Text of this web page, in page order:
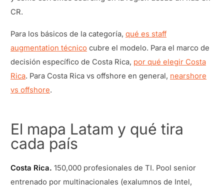
CR.
Para los básicos de la categoría, qué es staff
augmentation técnico cubre el modelo. Para el marco de
decisión específico de Costa Rica, por qué elegir Costa
Rica. Para Costa Rica vs offshore en general, nearshore
vs offshore.
El mapa Latam y qué tira
cada país
Costa Rica. 150,000 profesionales de TI. Pool senior
entrenado por multinacionales (exalumnos de Intel,